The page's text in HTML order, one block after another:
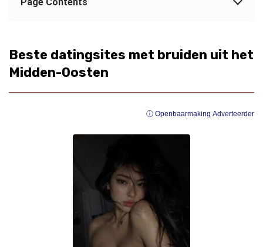
Beste datingsites met bruiden uit het
Midden-Oosten
ⓘ Openbaarmaking Adverteerder